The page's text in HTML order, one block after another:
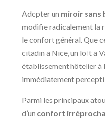
Adopter un miroir sans
modifie radicalement la
le confort général. Que
citadin à Nice, un loft à
établissement hôtelier à
immédiatement
Parmi les principaux
d’un confort